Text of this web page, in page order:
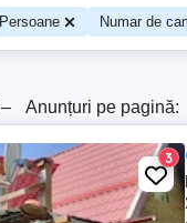
Persoane Numar de
– Anunțuri pe pagină:
3